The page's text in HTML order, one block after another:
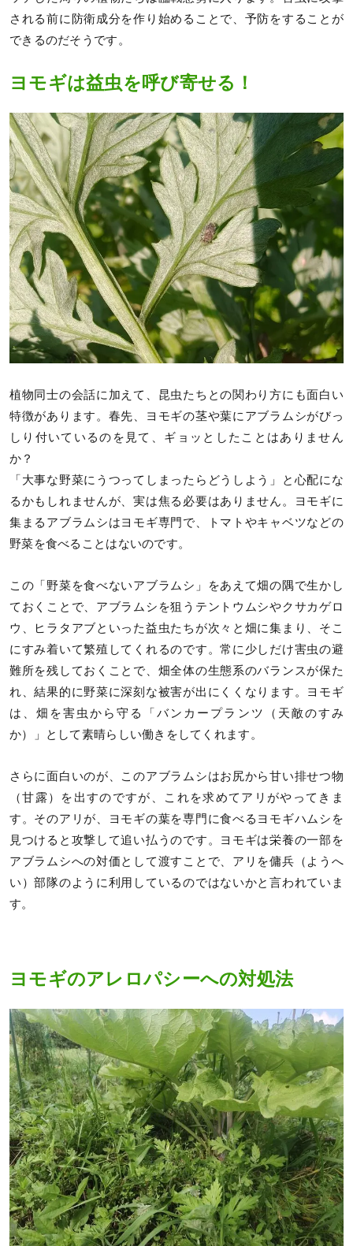
される前に防衛成分を作り始めることで、予防をすることが
できるのだそうです。
ヨモギは益虫を呼び寄せる！
植物同士の会話に加えて、昆虫たちとの関わり方にも面白い
特徴があります。春先、ヨモギの茎や葉にアブラムシがびっ
しり付いているのを見て、ギョッとしたことはありません
か？
「大事な野菜にうつってしまったらどうしよう」と心配にな
るかもしれませんが、実は焦る必要はありません。ヨモギに
集まるアブラムシはヨモギ専門で、トマトやキャベツなどの
野菜を食べることはないのです。
この「野菜を食べないアブラムシ」をあえて畑の隅で生かし
ておくことで、アブラムシを狙うテントウムシやクサカゲロ
ウ、ヒラタアブといった益虫たちが次々と畑に集まり、そこ
にすみ着いて繁殖してくれるのです。常に少しだけ害虫の避
難所を残しておくことで、畑全体の生態系のバランスが保た
れ、結果的に野菜に深刻な被害が出にくくなります。ヨモギ
は、畑を害虫から守る「バンカープランツ（天敵のすみ
か）」として素晴らしい働きをしてくれます。
さらに面白いのが、このアブラムシはお尻から甘い排せつ物
（甘露）を出すのですが、これを求めてアリがやってきま
す。そのアリが、ヨモギの葉を専門に食べるヨモギハムシを
見つけると攻撃して追い払うのです。ヨモギは栄養の一部を
アブラムシへの対価として渡すことで、アリを傭兵（ようへ
い）部隊のように利用しているのではないかと言われていま
す。
ヨモギのアレロパシーへの対処法